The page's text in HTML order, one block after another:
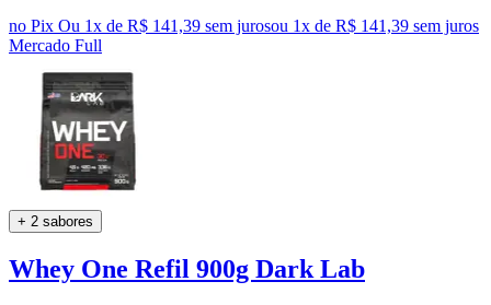
no Pix Ou 1x de R$ 141,39 sem jurosou 1x de R$ 141,39 sem juros
Mercado Full
+ 2 sabores
Whey One Refil 900g Dark Lab